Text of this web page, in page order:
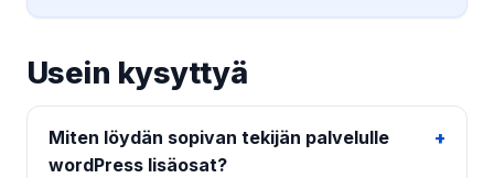
Usein kysyttyä
Miten löydän sopivan tekijän palvelulle
wordPress lisäosat?